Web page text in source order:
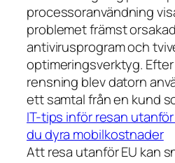
processoranvändning
problemet främst
antivirusprogram och
optimeringsverktyg.
rensning blev datorn
ett samtal från en kund
IT-tips inför resan
du dyra mobilkostnader
Att resa utanför EU kan